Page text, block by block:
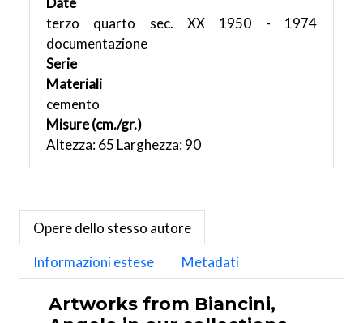
terzo quarto sec. XX 1950 - 1974
documentazione
Serie
Materiali
cemento
Misure (cm./gr.)
Altezza: 65 Larghezza: 90
Opere dello stesso autore
Informazioni estese
Metadati
Artworks from Biancini,